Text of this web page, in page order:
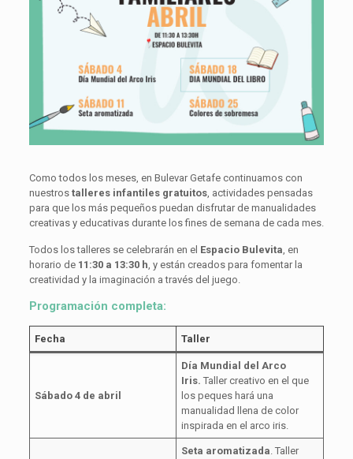
Como todos los meses, en Bulevar Getafe continuamos con
nuestros talleres infantiles gratuitos, actividades pensadas
para que los más pequeños puedan disfrutar de manualidades
creativas y educativas durante los fines de semana de cada mes.
Todos los talleres se celebrarán en el Espacio Bulevita, en
horario de 11:30 a 13:30 h, y están creados para fomentar la
creatividad y la imaginación a través del juego.
Programación completa:
Fecha Taller
Sábado 4 de abril
Día Mundial del Arco
Iris. Taller creativo en el que
los peques hará una
manualidad llena de color
inspirada en el arco iris.
Seta aromatizada. Taller